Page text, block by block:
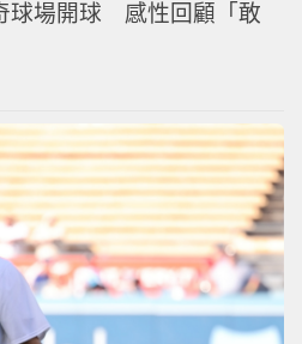
球場開球 感性回顧「敢